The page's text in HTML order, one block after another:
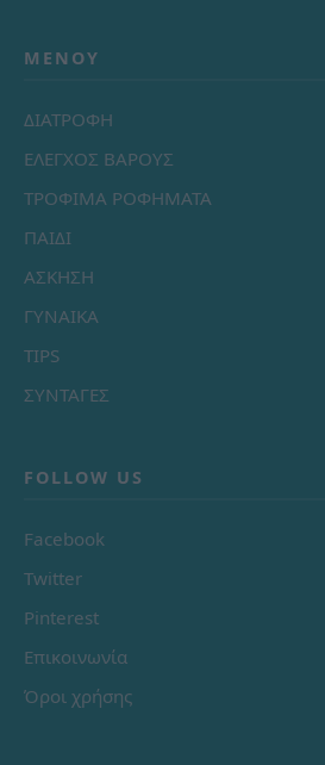
ΜΕΝΟΎ
ΔΙΑΤΡΟΦΗ
ΕΛΕΓΧΟΣ ΒΑΡΟΥΣ
ΤΡΟΦΙΜΑ ΡΟΦΗΜΑΤΑ
ΠΑΙΔΙ
ΑΣΚΗΣΗ
ΓΥΝΑΙΚΑ
TIPS
ΣΥΝΤΑΓΕΣ
FOLLOW US
Facebook
Twitter
Pinterest
Επικοινωνία
Όροι χρήσης